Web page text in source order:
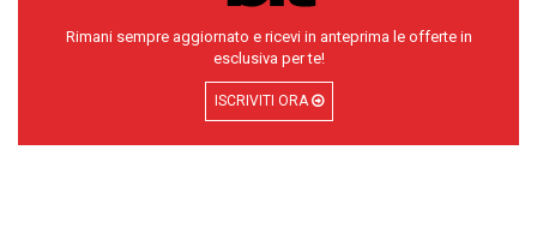
Rimani sempre aggiornato e ricevi in anteprima le offerte in
esclusiva per te!
ISCRIVITI ORA